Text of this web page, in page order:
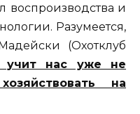
воспроизводства и
Разумеется,
(Охотклуб
учит нас уже не
на